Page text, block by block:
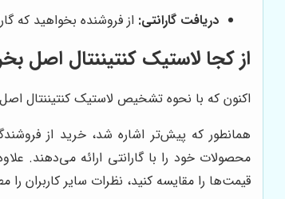
دریافت گارانتی: از فروشنده بخواهید که
از کجا لاستیک کنتیننتال اصل
اکنون که با نحوه تشخیص لاستیک کنتیننتال
همانطور که پیش‌تر اشاره شد، خرید از
محصولات خود را با گارانتی ارائه می‌دهند.
قیمت‌ها را مقایسه کنید، نظرات سایر کاربران